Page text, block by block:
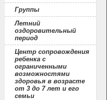
Группы
Летний
оздоровительный
период
Центр сопровождения
ребенка с
ограниченными
возможностями
здоровья в возрасте
от 3 до 7 лет и его
семьи